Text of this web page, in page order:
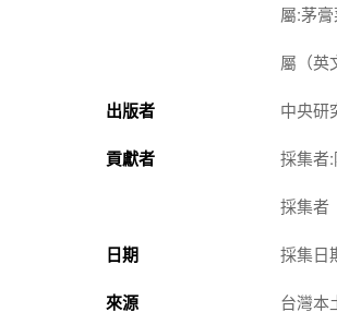
屬:茅
屬（英
出版者 中央研
貢獻者 採集者
採集者
日期 採集日
來源 台灣本